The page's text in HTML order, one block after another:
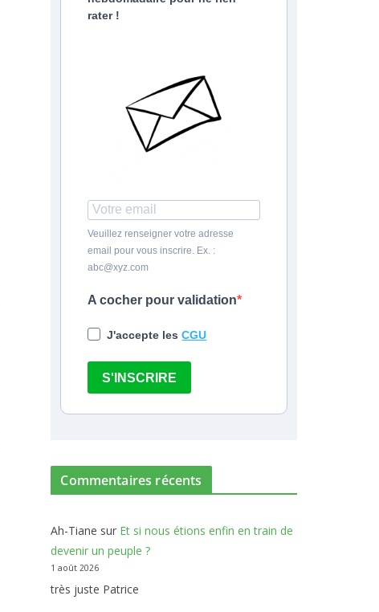
rater !
Veuillez renseigner votre adresse
email pour vous inscrire. Ex. :
abc@xyz.com
A cocher pour validation
J'accepte lesCGU
S'INSCRIRE
Commentaires récents
Ah-Tiane sur Et si nous étions enfin en train de
devenir un peuple ?
1 août 2026
très juste Patrice